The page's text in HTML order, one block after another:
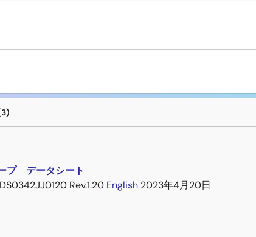
プ データシート
Rev.1.20 English 2023年4月20日